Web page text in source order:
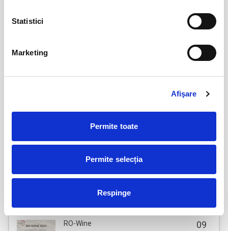
Statistici
Marketing
Afişare
Permite toate
Permite selecția
Respinge
07
08
Karpatia Horse Show
RO-Wine 09